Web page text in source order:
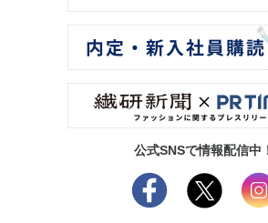
公式SNSで情報配信中